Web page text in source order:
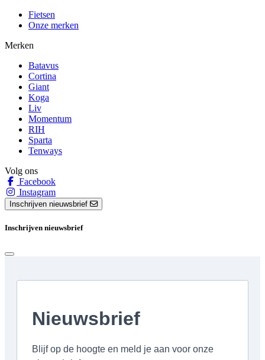
Fietsen
Onze merken
Merken
Batavus
Cortina
Giant
Koga
Liv
Momentum
RIH
Sparta
Tenways
Volg ons
Facebook
Instagram
Inschrijven nieuwsbrief
Inschrijven nieuwsbrief